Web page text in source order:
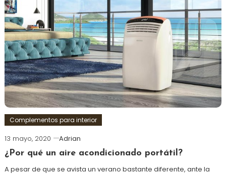
Complementos para interior
13 mayo, 2020
Adrian
¿Por qué un aire acondicionado portátil?
A pesar de que se avista un verano bastante diferente, ante la